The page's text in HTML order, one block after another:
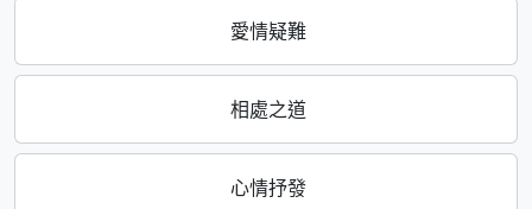
愛情疑難
相處之道
心情抒發